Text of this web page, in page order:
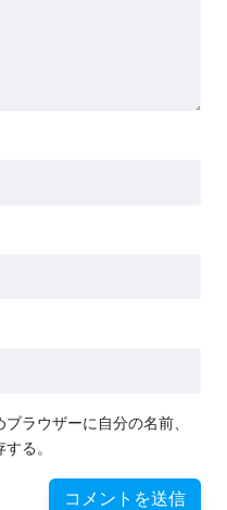
ラウザーに自分の名前、
る。